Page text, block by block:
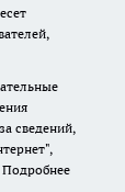
сведений,
Подробнее